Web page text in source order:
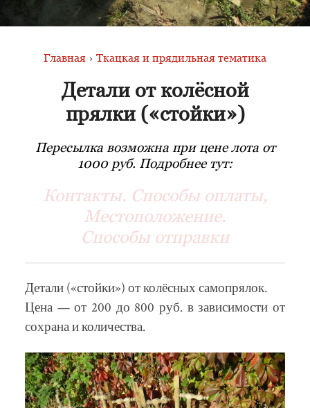
Главная › Ткацкая и прядильная тематика
Детали от колёсной
прялки («стойки»)
Пересылка возможна при цене лота от
1000 руб. Подробнее тут:
Контакты. Способы оплаты,
Местоположение.
Способы отправки
Детали («стойки») от колёсных самопрялок.
Цена — от 200 до 800 руб. в зависимости от
сохрана и количества.